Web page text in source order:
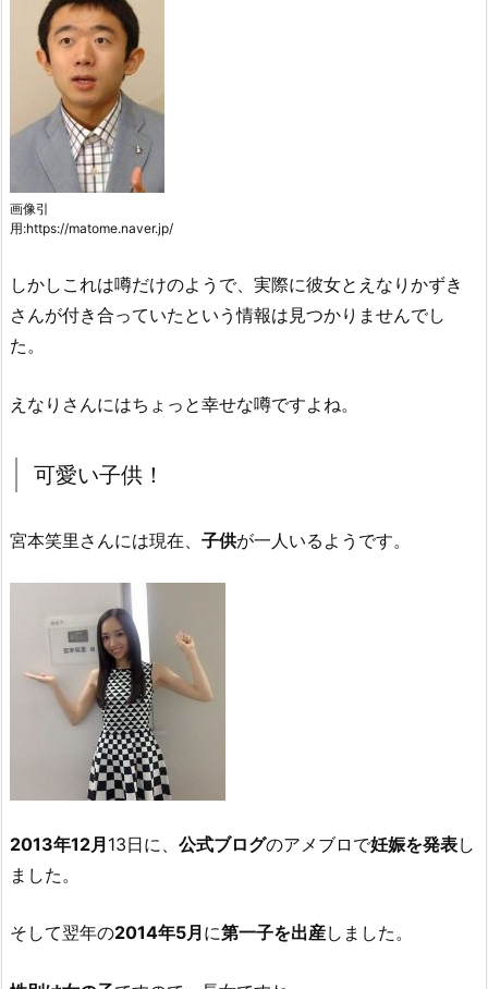
画像引
用:https://matome.naver.jp/
しかしこれは噂だけのようで、実際に彼女とえなりかずき
さんが付き合っていたという情報は見つかりませんでし
た。
えなりさんにはちょっと幸せな噂ですよね。
可愛い子供！
宮本笑里さんには現在、 子供が一人いるようです。
2013年12月 13日に、 公式ブログのアメブロで妊娠を発表し
ました。
そして翌年の2014年5月 に第一子を出産しました。